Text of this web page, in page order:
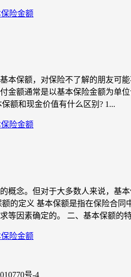
险金额
本保额，对保险不了解的朋友可
金额通常是以基本保险金额为单
额和现金价值有什么区别? 1...
险金额
概念。但对于大多数人来说，基
的定义 基本保额是指在保险合
等因素确定的。 二、基本保额的
险金额
号-4